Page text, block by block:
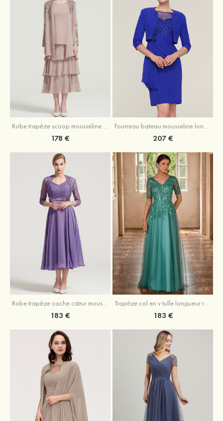
Robe trapèze scoop mousseline longueur mollet robe de mère de la mariée avec appliqué volants veste
178 €
Fourreau bateau mousseline longueur genou robe de mère de la mariée avec appliqué perle plissé veste
207 €
Robe trapèze cache cœur mousseline longueur mollet robe de mère de la mariée avec plissé veste
183 €
Trapèze col en v tulle longueur ras du sol robe de mère de la mariée avec perles paillettes
183 €